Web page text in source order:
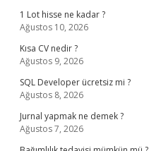
1 Lot hisse ne kadar ?
Ağustos 10, 2026
Kısa CV nedir ?
Ağustos 9, 2026
SQL Developer ücretsiz mi ?
Ağustos 8, 2026
Jurnal yapmak ne demek ?
Ağustos 7, 2026